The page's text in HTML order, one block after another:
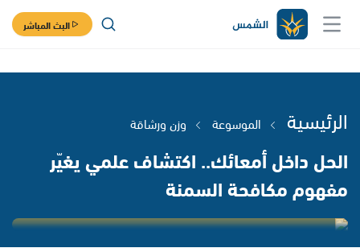
البث المباشر
الرئيسية الموسوعة وزن ورشاقة
الحل داخل أمعائك.. اكتشاف علمي يغيّر
مفهوم مكافحة السمنة